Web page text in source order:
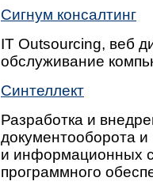
Сигнум консалтинг
IT Outsourcing, веб
обслуживание
Синтеллект
Разработка и
документооборота
и информационных
программного